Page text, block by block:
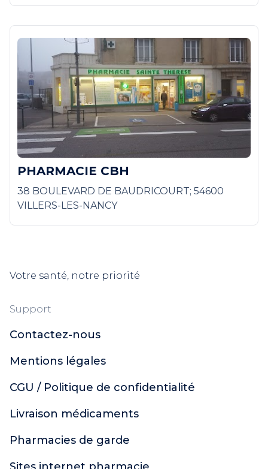
PHARMACIE CBH
38 BOULEVARD DE BAUDRICOURT; 54600
VILLERS-LES-NANCY
Votre santé, notre priorité
Support
Contactez-nous
Mentions légales
CGU / Politique de confidentialité
Livraison médicaments
Pharmacies de garde